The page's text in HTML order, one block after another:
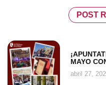
POST
MAYO
abril 27,